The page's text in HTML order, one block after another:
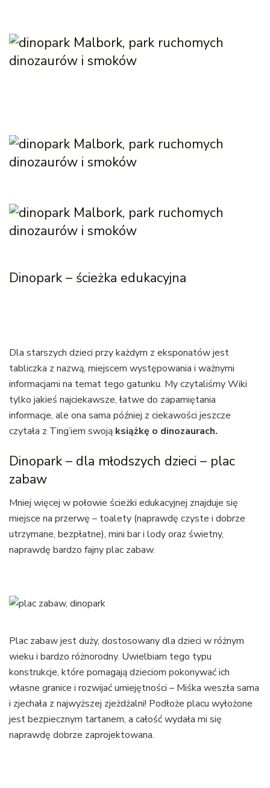
Dinopark – ścieżka edukacyjna
Dla starszych dzieci przy każdym z eksponatów jest
tabliczka z nazwą, miejscem występowania i ważnymi
informacjami na temat tego gatunku. My czytaliśmy Wiki
tylko jakieś najciekawsze, łatwe do zapamiętania
informacje, ale ona sama później z ciekawości jeszcze
czytała z Ting’iem swoją książkę o dinozaurach.
Dinopark – dla młodszych dzieci – plac
zabaw
Mniej więcej w połowie ścieżki edukacyjnej znajduje się
miejsce na przerwę – toalety (naprawdę czyste i dobrze
utrzymane, bezpłatne), mini bar i lody oraz świetny,
naprawdę bardzo fajny plac zabaw.
Plac zabaw jest duży, dostosowany dla dzieci w różnym
wieku i bardzo różnorodny. Uwielbiam tego typu
konstrukcje, które pomagają dzieciom pokonywać ich
własne granice i rozwijać umiejętności – Miśka weszła sama
i zjechała z najwyższej zjeżdżalni! Podłoże placu wyłożone
jest bezpiecznym tartanem, a całość wydała mi się
naprawdę dobrze zaprojektowana.